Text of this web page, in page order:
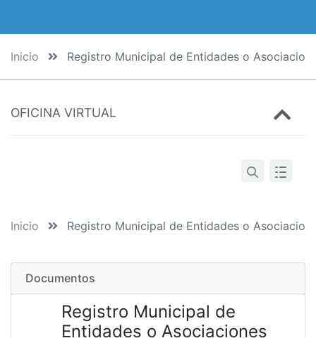
Inicio Registro Municipal de Entidades o
OFICINA VIRTUAL
Inicio Registro Municipal de Entidades o
Documentos
Registro Municipal de
Entidades o Asociaciones